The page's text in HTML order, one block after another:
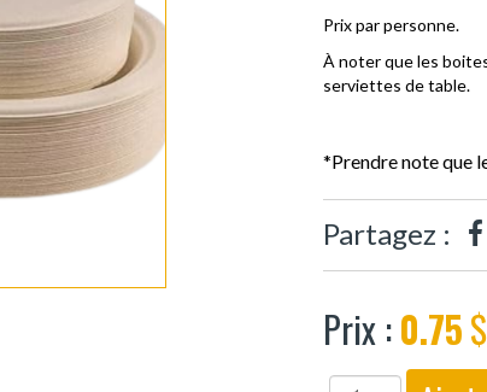
Prix par personne.
À noter que les
serviettes de table.
*Prendre note que
Partagez :
Prix :0.75$